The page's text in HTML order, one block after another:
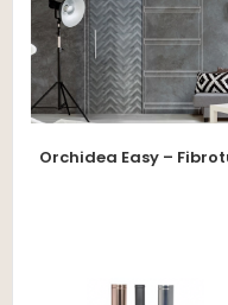
Orchidea Easy –